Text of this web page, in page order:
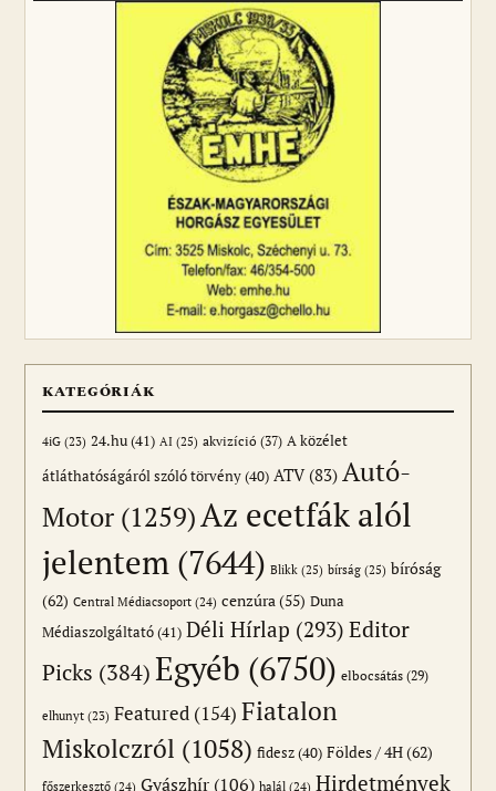
KATEGÓRIÁK
4iG (23) 24.hu(41) AI (25) akvizíció (37) A közélet
átláthatóságáról szóló törvény(40) ATV(83) Autó-
Motor (1259)Az ecetfák alól
jelentem (7644) Blikk (25) bírság (25) bíróság
(62) Central Médiacsoport (24) cenzúra(55) Duna
Médiaszolgáltató(41) Déli Hírlap (293) Editor
Picks (384)Egyéb (6750) elbocsátás (29)
elhunyt (23) Featured (154) Fiatalon
Miskolczról (1058) fidesz(40) Földes / 4H(62)
főszerkesztő (24) Gyászhír (106) halál (24) Hirdetmények